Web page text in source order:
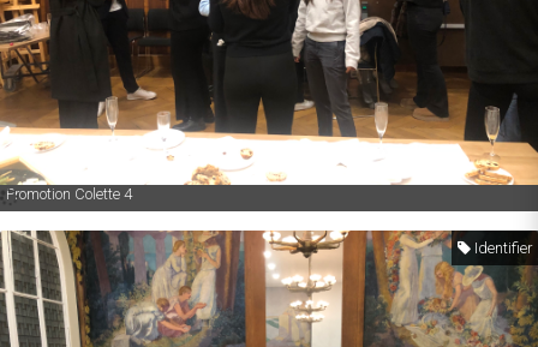
Promotion Colette 4
Identifier